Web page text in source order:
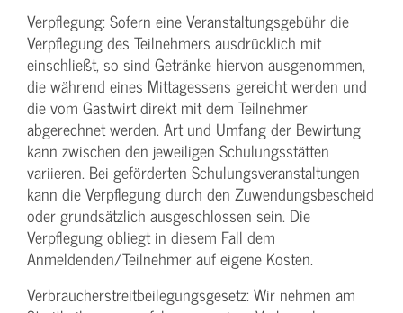
Verpflegung: Sofern eine Veranstaltungs­gebühr die
Verpflegung des Teilnehmers ausdrücklich mit
einschließt, so sind Getränke hiervon ausgenommen,
die während eines Mittagessens gereicht werden und
die vom Gastwirt direkt mit dem Teilnehmer
abgerechnet werden. Art und Umfang der Bewirtung
kann zwischen den jeweiligen Schulungsstätten
variieren. Bei geförderten Schulungs­veranstaltungen
kann die Verpflegung durch den Zuwendungs­bescheid
oder grundsätzlich ausgeschlossen sein. Die
Verpflegung obliegt in diesem Fall dem
Anmeldenden/­Teilnehmer auf eigene Kosten.
Verbraucher­streitbeilegungs­gesetz: Wir nehmen am